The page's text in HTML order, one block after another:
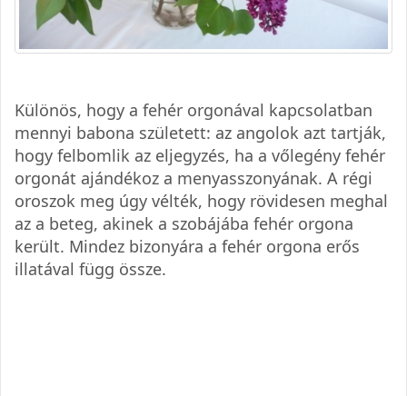
Különös, hogy a fehér orgonával kapcsolatban
mennyi babona született: az angolok azt tartják,
hogy felbomlik az eljegyzés, ha a vőlegény fehér
orgonát ajándékoz a menyasszonyának. A régi
oroszok meg úgy vélték, hogy rövidesen meghal
az a beteg, akinek a szobájába fehér orgona
került. Mindez bizonyára a fehér orgona erős
illatával függ össze.